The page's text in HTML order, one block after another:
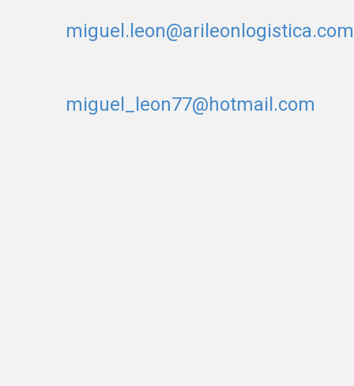
miguel.leon@arileonlogistica.com
miguel_leon77@hotmail.com